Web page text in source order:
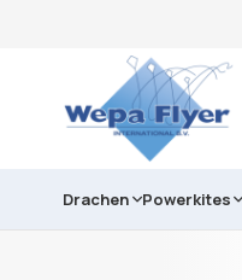
Drachen Powerkites